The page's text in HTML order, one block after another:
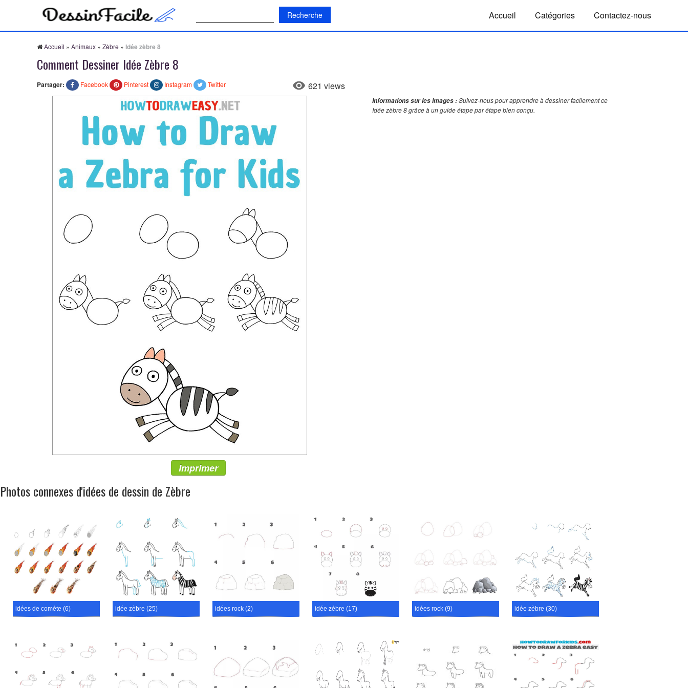
Accueil Catégories Contactez-nous
Accueil » Animaux » Zèbre » Idée zèbre 8
Comment Dessiner Idée Zèbre 8
Partager: Facebook Pinterest Instagram Twitter 621 views
Informations sur les images :Suivez-nous pour apprendre à dessiner facilement ce
Idée zèbre 8 grâce à un guide étape par étape bien conçu.
Imprimer
Photos connexes d'idées de dessin de Zèbre
idées de comète (6) idée zèbre (25) idées rock (2) idée zèbre (17) idées rock (9) idée zèbre (30)